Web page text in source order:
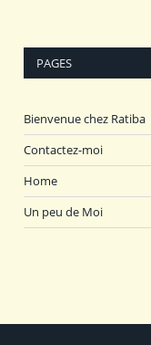
PAGES
Bienvenue chez Ratiba
Contactez-moi
Home
Un peu de Moi